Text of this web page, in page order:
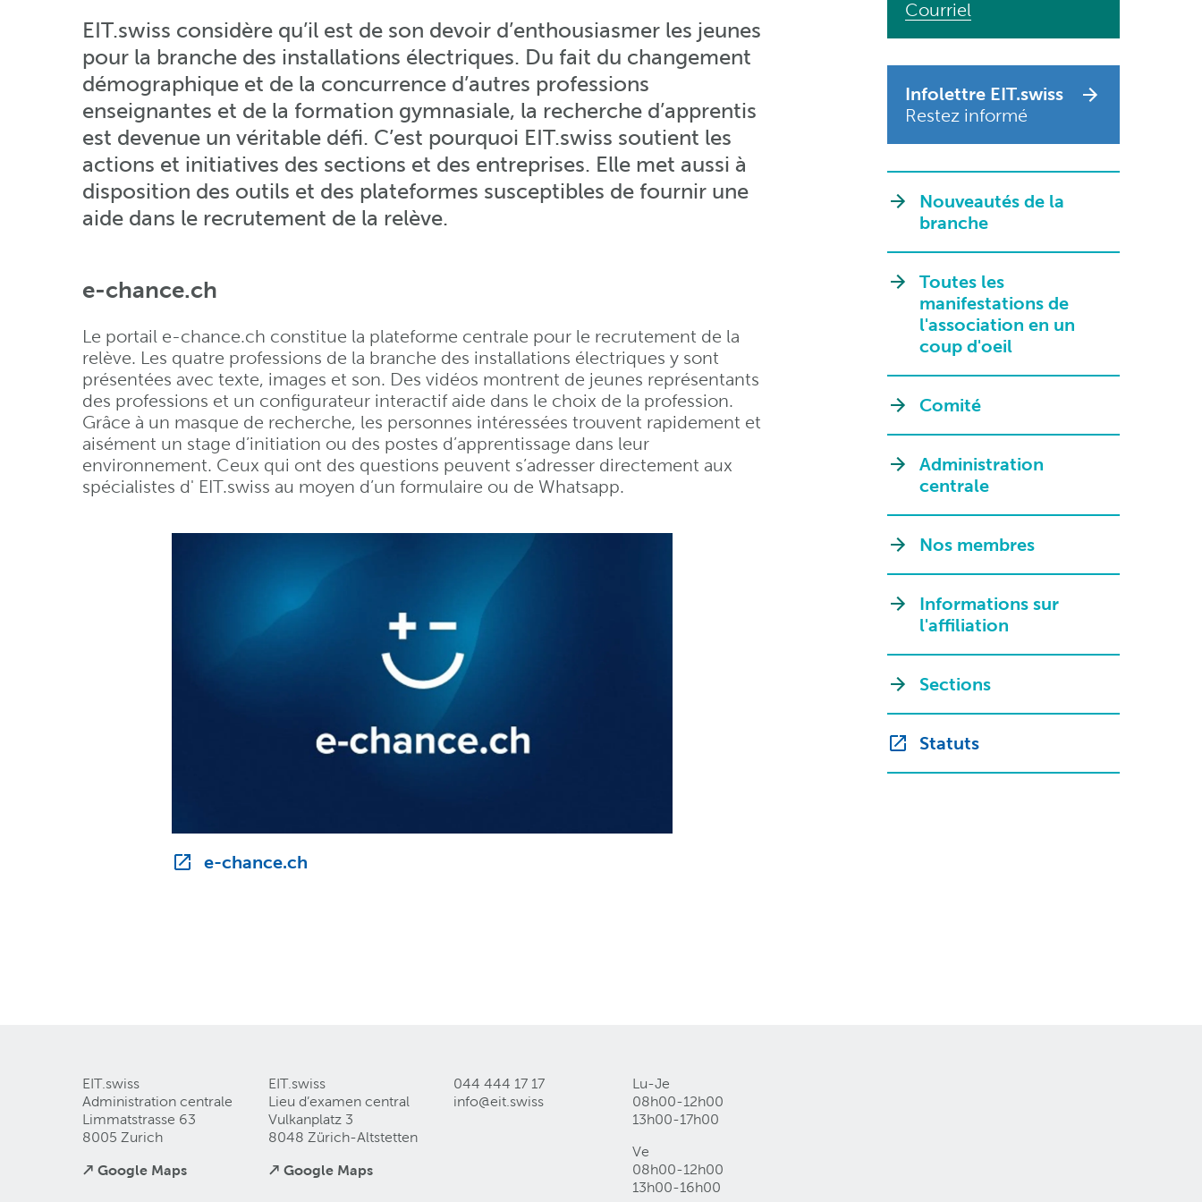
EIT.swiss considère qu’il est de son devoir d’enthousiasmer les jeunes
pour la branche des installations électriques. Du fait du changement
démographique et de la concurrence d’autres professions
enseignantes et de la formation gymnasiale, la recherche d’apprentis
est devenue un véritable défi. C’est pourquoi EIT.swiss soutient les
actions et initiatives des sections et des entreprises. Elle met aussi à
disposition des outils et des plateformes susceptibles de fournir une
aide dans le recrutement de la relève.
e-chance.ch
Le portail e-chance.ch constitue la plateforme centrale pour le recrutement de la
relève. Les quatre professions de la branche des installations électriques y sont
présentées avec texte, images et son. Des vidéos montrent de jeunes représentants
des professions et un configurateur interactif aide dans le choix de la profession.
Grâce à un masque de recherche, les personnes intéressées trouvent rapidement et
aisément un stage d’initiation ou des postes d’apprentissage dans leur
environnement. Ceux qui ont des questions peuvent s’adresser directement aux
spécialistes d' EIT.swiss au moyen d’un formulaire ou de Whatsapp.
e-chance.ch
Courriel
Infolettre EIT.swiss
Restez informé
Nouveautés de la
branche
Toutes les
manifestations de
l'association en un
coup d'oeil
Comité
Administration
centrale
Nos membres
Informations sur
l'affiliation
Sections
Statuts
EIT.swiss
Administration centrale
Limmatstrasse 63
8005 Zurich
↗ Google Maps
EIT.swiss
Lieu d’examen central
Vulkanplatz 3
8048 Zürich-Altstetten
↗ Google Maps
044 444 17 17
info@eit swiss
Lu-Je
08h00-12h00
13h00-17h00
Ve
08h00-12h00
13h00-16h00